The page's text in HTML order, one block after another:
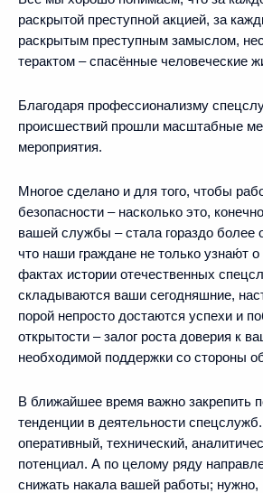
раскрытой преступной акцией, за
раскрытым преступным замыслом,
терактом – спасённые человеческие
Благодаря профессионализму
происшествий прошли масштабные
мероприятия.
Многое сделано и для того, чтобы
безопасности – насколько это,
вашей службы – стала гораздо более
что наши граждане не только узнаю́т
фактах истории отечественных
складываются ваши сегодняшние,
порой непросто достаются успехи и
открытости – залог роста доверия к
необходимой поддержки со стороны
В ближайшее время важно закрепить
тенденции в деятельности
оперативный, технический,
потенциал. А по целому ряду
снижать накала вашей работы; нужно,